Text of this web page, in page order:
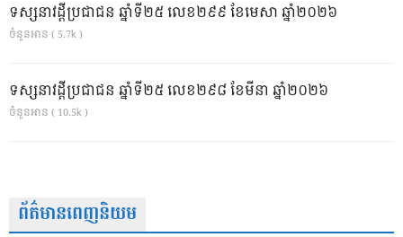
ទស្សនាវដ្ដីប្រជាជន ឆ្នាំទី២៥ លេខ២៩៩ ខែមេសា ឆ្នាំ២០២៦
ចំនួនអាន ( 5.7k )
ទស្សនាវដ្ដីប្រជាជន ឆ្នាំទី២៥ លេខ២៩៨ ខែមីនា ឆ្នាំ២០២៦
ចំនួនអាន ( 10.5k )
ព័ត៌មានពេញនិយម